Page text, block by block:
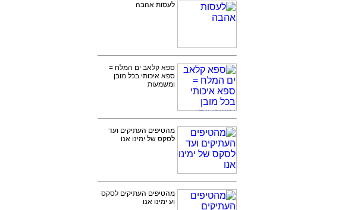
לעסות אהבה
ספא קלאב ים המלח =
ספא איכותי בכל מובן
ומשמעות
מהטיפים העתיקים ועד
לסקס של ימינו אנו
מהטיפים העתיקים לסקס
וע ימינו אנו